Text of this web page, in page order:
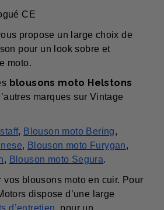
CE
propose un large choix de
pour un look sobre et
moto.
blousons moto Helstons
marques sur Vintage
, Blouson moto Bering,
, Blouson moto Furygan,
, Blouson moto Segura.
vos blousons moto en cuir. Pour
dispose d’une large
d’entretien pour un